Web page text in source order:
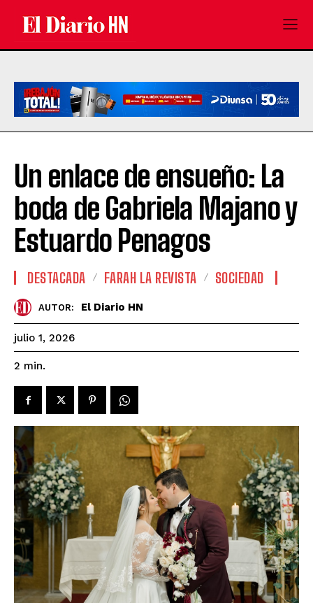
Un enlace de ensueño: La
boda de Gabriela Majano y
Estuardo Penagos
DESTACADA FARAH LA REVISTA SOCIEDAD
AUTOR: El Diario HN
julio 1, 2026
2 min.